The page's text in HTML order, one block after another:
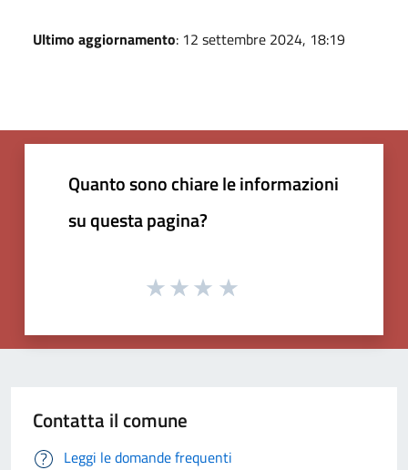
Ultimo aggiornamento: 12 settembre 2024, 18:19
Quanto sono chiare le informazioni
su questa pagina?
Contatta il comune
Leggi le domande frequenti